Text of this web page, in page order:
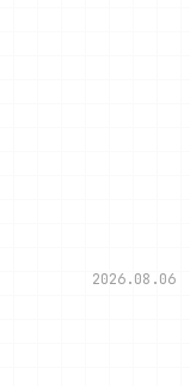
2026.08.06